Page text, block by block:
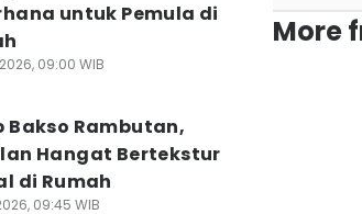
untuk Pemula di
09:00 WIB
Bakso Rambutan,
Hangat Bertekstur
di Rumah
09:45 WIB
More